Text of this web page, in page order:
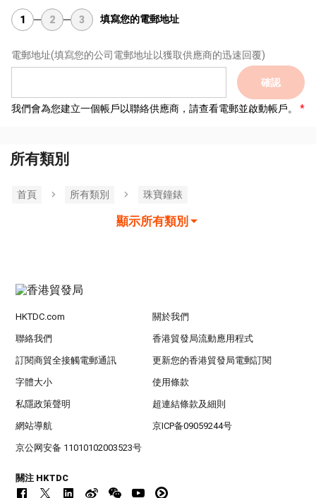
1 2 3 填寫您的電郵地址
電郵地址(填寫您的公司電郵地址以獲取供應商的迅速回覆)
確認
我們會為您建立一個帳戶以聯絡供應商，請查看電郵並啟動帳戶。
所有類別
首頁 所有類別 珠寶鐘錶
顯示所有類別
HKTDC.com 關於我們
聯絡我們 香港貿發局流動應用程式
訂閱商貿全接觸電郵通訊 更新您的香港貿發局電郵訂閱
字體大小 使用條款
私隱政策聲明 超連結條款及細則
網站導航 京ICP备09059244号
京公网安备 11010102003523号
關注 HKTDC